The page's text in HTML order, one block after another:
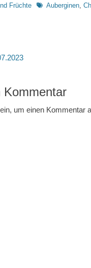
Früchte Schlagworte
Auberginen
Kommentar
um einen Kommentar